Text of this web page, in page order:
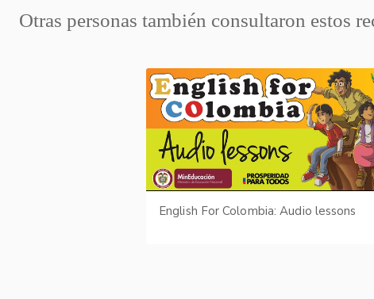
Otras personas también consultaron estos
English For Colombia: Audio lessons